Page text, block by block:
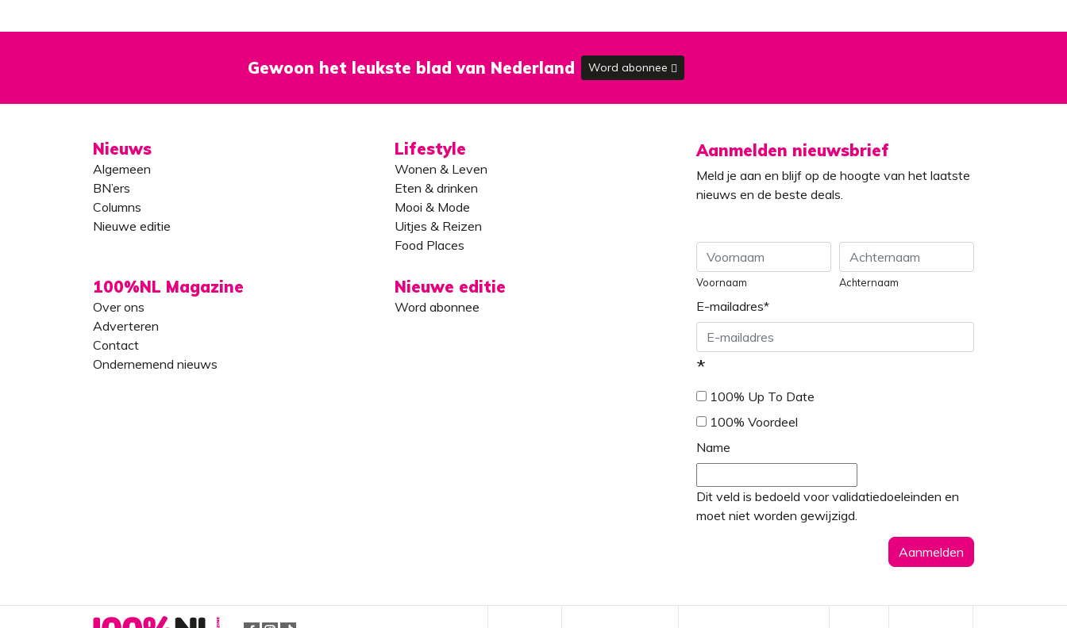
Gewoon het leukste blad van Nederland Word abonnee
Nieuws
Algemeen
BN’ers
Columns
Nieuwe editie
Lifestyle
Wonen & Leven
Eten & drinken
Mooi & Mode
Uitjes & Reizen
Food Places
100%NL Magazine
Over ons
Adverteren
Contact
Ondernemend nieuws
Nieuwe editie
Word abonnee
Aanmelden nieuwsbrief
Meld je aan en blijf op de hoogte van het laatste
nieuws en de beste deals.
Voornaam Achternaam
E-mailadres*
*
100% Up To Date
100% Voordeel
Name
Dit veld is bedoeld voor validatiedoeleinden en
moet niet worden gewijzigd.